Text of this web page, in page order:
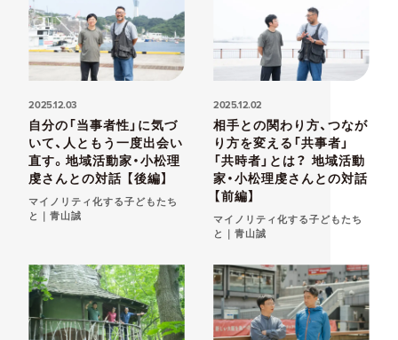
2025.12.03
自分の「当事者性」に気づ
いて、人ともう一度出会い
直す。地域活動家・小松理
虔さんとの対話 【後編】
マイノリティ化する子どもたち
と｜青山誠
2025.12.02
相手との関わり方、つなが
り方を変える「共事者」
「共時者」とは？ 地域活動
家・小松理虔さんとの対話
【前編】
マイノリティ化する子どもたち
と｜青山誠